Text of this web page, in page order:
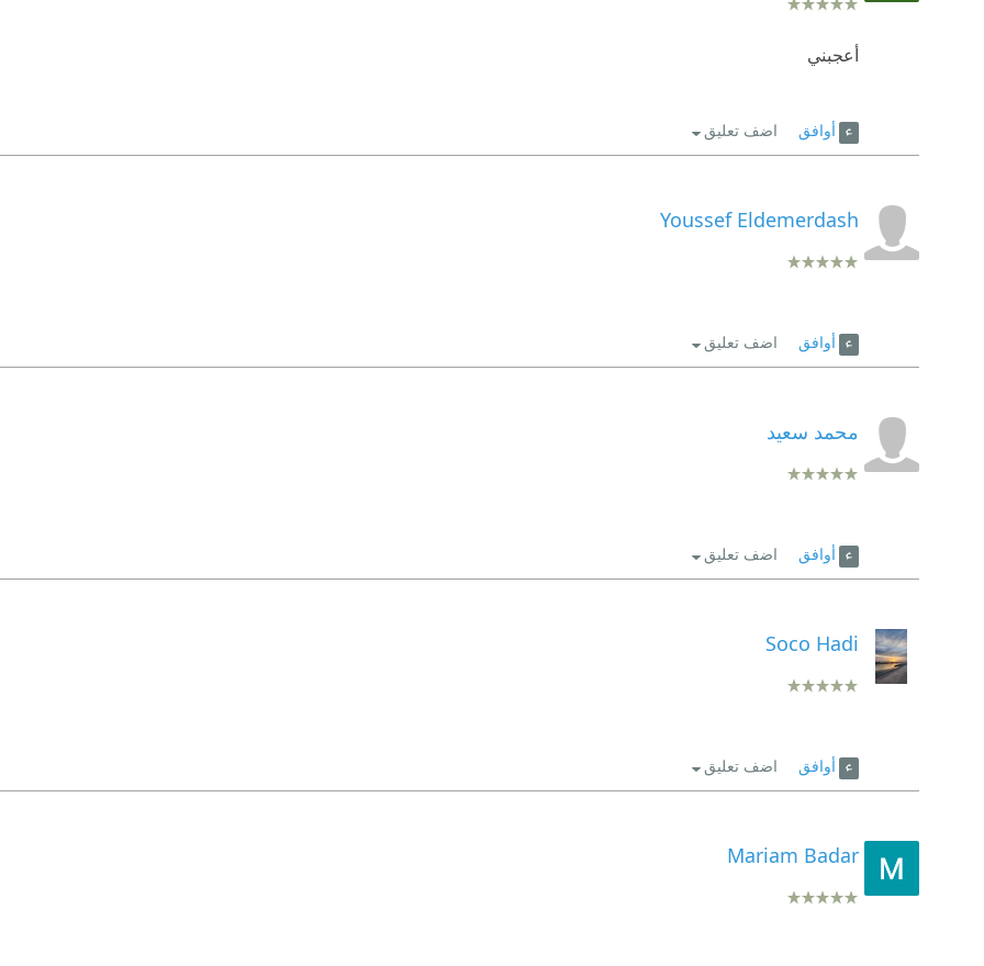
أعجبني
أوافق اضف تعليق
Youssef Eldemerdash
أوافق اضف تعليق
محمد سعيد
أوافق اضف تعليق
Soco Hadi
أوافق اضف تعليق
Mariam Badar